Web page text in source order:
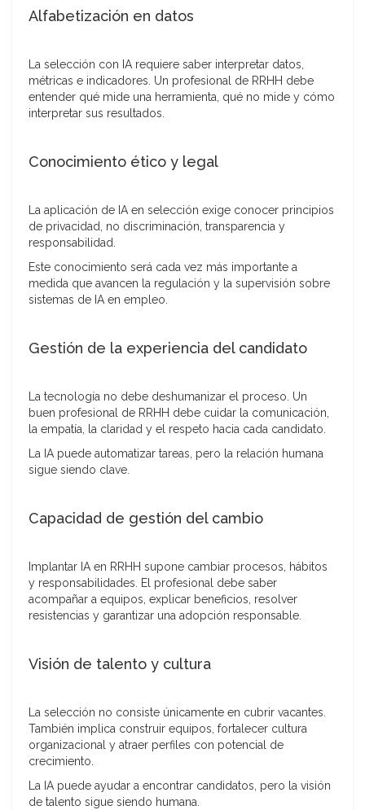
Alfabetización en datos
La selección con IA requiere saber interpretar datos,
métricas e indicadores. Un profesional de RRHH debe
entender qué mide una herramienta, qué no mide y cómo
interpretar sus resultados.
Conocimiento ético y legal
La aplicación de IA en selección exige conocer principios
de privacidad, no discriminación, transparencia y
responsabilidad.
Este conocimiento será cada vez más importante a
medida que avancen la regulación y la supervisión sobre
sistemas de IA en empleo.
Gestión de la experiencia del candidato
La tecnología no debe deshumanizar el proceso. Un
buen profesional de RRHH debe cuidar la comunicación,
la empatía, la claridad y el respeto hacia cada candidato.
La IA puede automatizar tareas, pero la relación humana
sigue siendo clave.
Capacidad de gestión del cambio
Implantar IA en RRHH supone cambiar procesos, hábitos
y responsabilidades. El profesional debe saber
acompañar a equipos, explicar beneficios, resolver
resistencias y garantizar una adopción responsable.
Visión de talento y cultura
La selección no consiste únicamente en cubrir vacantes.
También implica construir equipos, fortalecer cultura
organizacional y atraer perfiles con potencial de
crecimiento.
La IA puede ayudar a encontrar candidatos, pero la visión
de talento sigue siendo humana.